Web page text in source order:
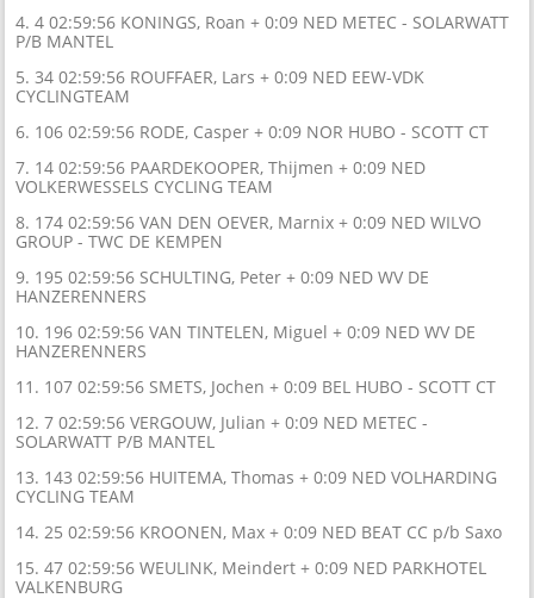
4. 4 02:59:56 KONINGS, Roan + 0:09 NED METEC - SOLARWATT
P/B MANTEL
5. 34 02:59:56 ROUFFAER, Lars + 0:09 NED EEW-VDK
CYCLINGTEAM
6. 106 02:59:56 RODE, Casper + 0:09 NOR HUBO - SCOTT CT
7. 14 02:59:56 PAARDEKOOPER, Thijmen + 0:09 NED
VOLKERWESSELS CYCLING TEAM
8. 174 02:59:56 VAN DEN OEVER, Marnix + 0:09 NED WILVO
GROUP - TWC DE KEMPEN
9. 195 02:59:56 SCHULTING, Peter + 0:09 NED WV DE
HANZERENNERS
10. 196 02:59:56 VAN TINTELEN, Miguel + 0:09 NED WV DE
HANZERENNERS
11. 107 02:59:56 SMETS, Jochen + 0:09 BEL HUBO - SCOTT CT
12. 7 02:59:56 VERGOUW, Julian + 0:09 NED METEC -
SOLARWATT P/B MANTEL
13. 143 02:59:56 HUITEMA, Thomas + 0:09 NED VOLHARDING
CYCLING TEAM
14. 25 02:59:56 KROONEN, Max + 0:09 NED BEAT CC p/b Saxo
15. 47 02:59:56 WEULINK, Meindert + 0:09 NED PARKHOTEL
VALKENBURG